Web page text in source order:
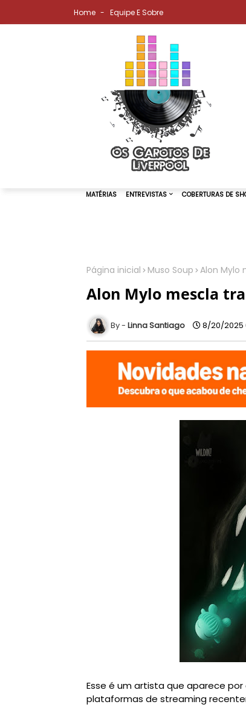
Home Equipe E Sobre
Página inicial Muso Soup Alon Mylo
Alon Mylo mescla
Linna Santiago 8/20/2025
Esse é um artista que aparece
plataformas de streaming